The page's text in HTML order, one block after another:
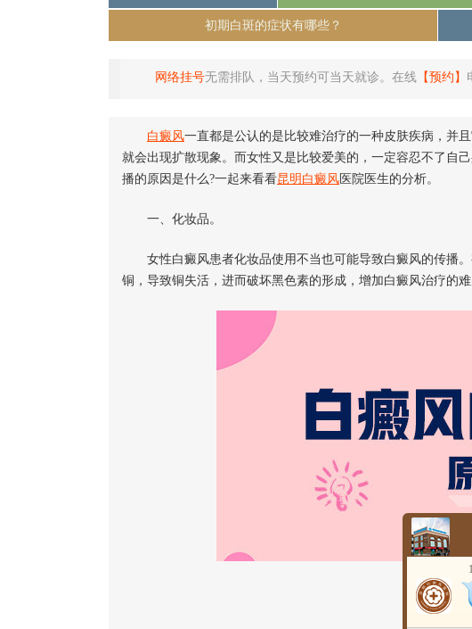
初期白斑的症状有哪些？
网络挂号无需排队，当天预约可当天就诊。在线 【预约】
白癜风一直都是公认的是比较难治疗的一种皮肤疾病，并
就会出现扩散现象。而女性又是比较爱美的，一定容忍不了自
播的原因是什么?一起来看看昆明白癜风 医院医生的分析。
一、化妆品。
女性白癜风患者化妆品使用不当也可能导致白癜风的传播。
铜，导致铜失活，进而破坏黑色素的形成，增加白癜风治疗的